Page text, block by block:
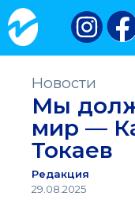
Новости
Мы
мир —
Токаев
Редакция
29.08.2025